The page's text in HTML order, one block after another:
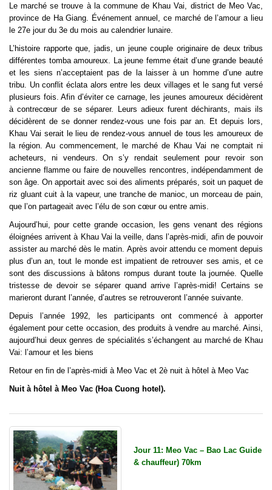
Le marché se trouve à la commune de Khau Vai, district de Meo Vac,
province de Ha Giang. Événement annuel, ce marché de l’amour a lieu
le 27e jour du 3e du mois au calendrier lunaire.
L’histoire rapporte que, jadis, un jeune couple originaire de deux tribus
différentes tomba amoureux. La jeune femme était d’une grande beauté
et les siens n’acceptaient pas de la laisser à un homme d’une autre
tribu. Un conflit éclata alors entre les deux villages et le sang fut versé
plusieurs fois. Afin d’éviter ce carnage, les jeunes amoureux décidèrent
à contrecœur de se séparer. Leurs adieux furent déchirants, mais ils
décidèrent de se donner rendez-vous une fois par an. Et depuis lors,
Khau Vai serait le lieu de rendez-vous annuel de tous les amoureux de
la région. Au commencement, le marché de Khau Vai ne comptait ni
acheteurs, ni vendeurs. On s’y rendait seulement pour revoir son
ancienne flamme ou faire de nouvelles rencontres, indépendamment de
son âge. On apportait avec soi des aliments préparés, soit un paquet de
riz gluant cuit à la vapeur, une tranche de manioc, un morceau de pain,
que l’on partageait avec l’élu de son cœur ou entre amis.
Aujourd’hui, pour cette grande occasion, les gens venant des régions
éloignées arrivent à Khau Vai la veille, dans l’après-midi, afin de pouvoir
assister au marché dès le matin. Après avoir attendu ce moment depuis
plus d’un an, tout le monde est impatient de retrouver ses amis, et ce
sont des discussions à bâtons rompus durant toute la journée. Quelle
tristesse de devoir se séparer quand arrive l’après-midi! Certains se
marieront durant l’année, d’autres se retrouveront l’année suivante.
Depuis l’année 1992, les participants ont commencé à apporter
également pour cette occasion, des produits à vendre au marché. Ainsi,
aujourd’hui deux genres de spécialités s’échangent au marché de Khau
Vai: l’amour et les biens
Retour en fin de l’après-midi à Meo Vac et 2è nuit à hôtel à Meo Vac
Nuit à hôtel à Meo Vac (Hoa Cuong hotel).
Jour 11: Meo Vac – Bao Lac Guide
& chauffeur) 70km